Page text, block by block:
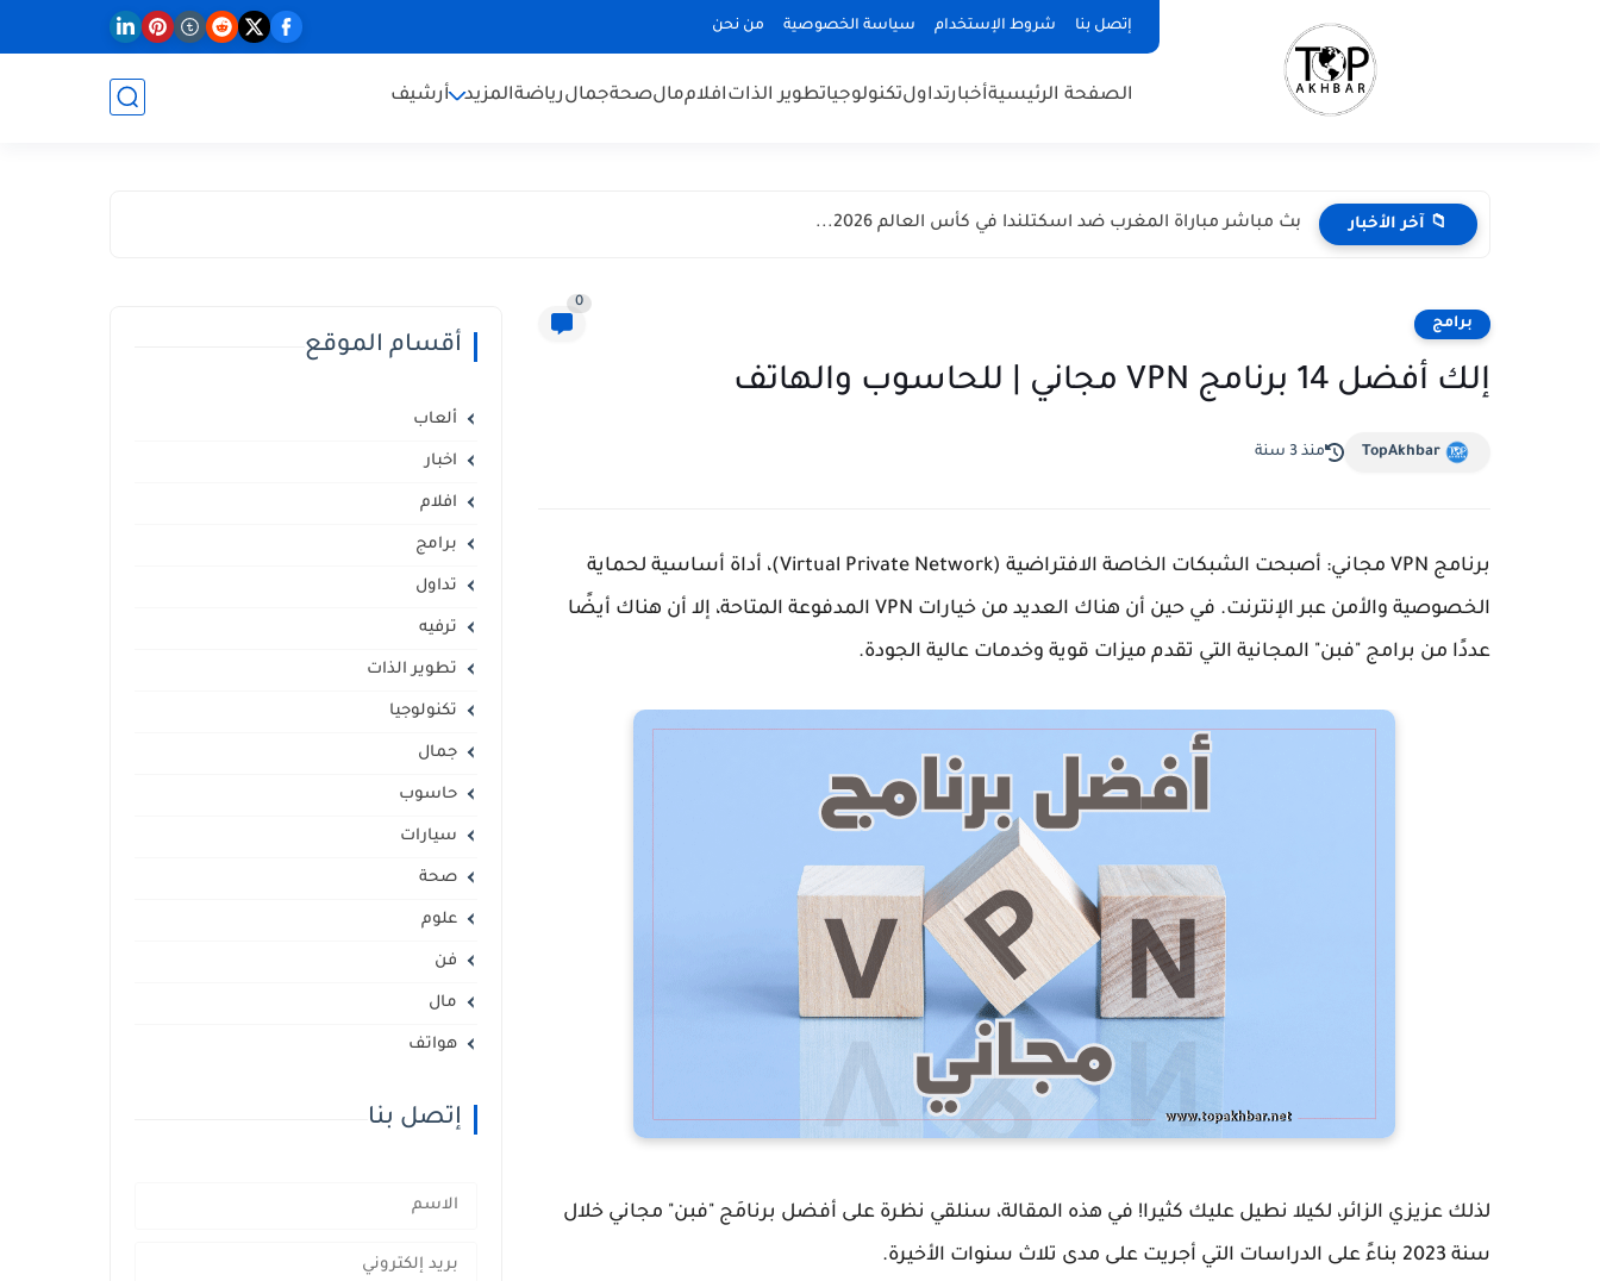
إتصل بنا شروط الإستخدام سياسة الخصوصية من نحن
الصفحة الرئيسيةأخبارتداولتكنولوجياتطوير الذاتافلاممالصحةجمالرياضةالمزيد أرشيف
📁 آخر الأخبار بث مباشر مباراة المغرب ضد اسكتلندا في كأس العالم 2026...
برامج
0
إلك أفضل 14 برنامج VPN مجاني | للحاسوب والهاتف
TopAkhbar منذ 3 سنة
برنامج VPN مجاني: أصبحت الشبكات الخاصة الافتراضية (Virtual Private Network)، أداة أساسية لحماية
الخصوصية والأمن عبر الإنترنت. في حين أن هناك العديد من خيارات VPN المدفوعة المتاحة، إلا أن هناك أيضًا
عددًا من برامج "فبن" المجانية التي تقدم ميزات قوية وخدمات عالية الجودة.
لذلك عزيزي الزائر، لكيلا نطيل عليك كثيرا! في هذه المقالة، سنلقي نظرة على أفضل برنامَج "فبن" مجاني خلال
سنة 2023 بناءً على الدراسات التي أجريت على مدى تلاث سنوات الأخيرة.
أقسام الموقع
ألعاب
اخبار
افلام
برامج
تداول
ترفيه
تطوير الذات
تكنولوجيا
جمال
حاسوب
سيارات
صحة
علوم
فن
مال
هواتف
إتصل بنا